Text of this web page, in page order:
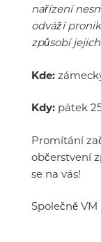
nařízení
odváží
způsobí
Kde:
Kdy: pátek
Promítání
občerstvení
se na vás!
Společně VM